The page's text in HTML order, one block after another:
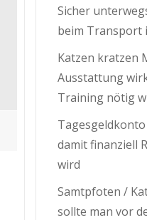
Sicher
beim Transport
Katzen kratzen
Ausstattung
Training nötig
damit finanziell
wird
Samtpfoten /
sollte man vor